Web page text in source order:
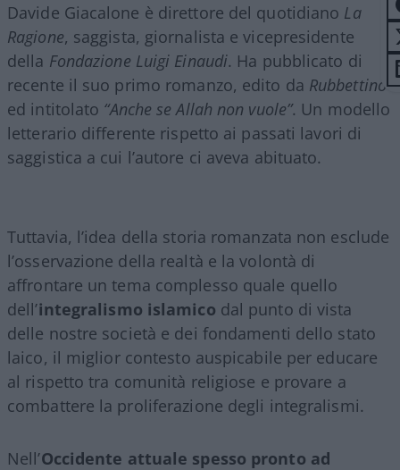
Davide Giacalone è direttore del quotidiano La
Ragione, saggista, giornalista e vicepresidente
della Fondazione Luigi Einaudi. Ha pubblicato di
recente il suo primo romanzo, edito da Rubbettino
ed intitolato “Anche se Allah non vuole”. Un modello
letterario differente rispetto ai passati lavori di
saggistica a cui l’autore ci aveva abituato.
Tuttavia, l’idea della storia romanzata non esclude
l’osservazione della realtà e la volontà di
affrontare un tema complesso quale quello
dell’integralismo islamico dal punto di vista
delle nostre società e dei fondamenti dello stato
laico, il miglior contesto auspicabile per educare
al rispetto tra comunità religiose e provare a
combattere la proliferazione degli integralismi.
Nell’Occidente attuale spesso pronto ad